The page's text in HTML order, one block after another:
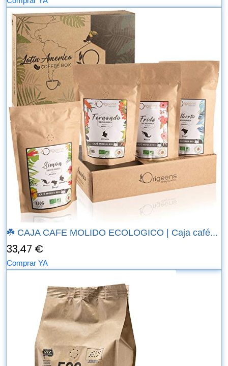
☘️ CAJA CAFE MOLIDO ECOLOGICO | Caja café...
33,47 €
Comprar YA